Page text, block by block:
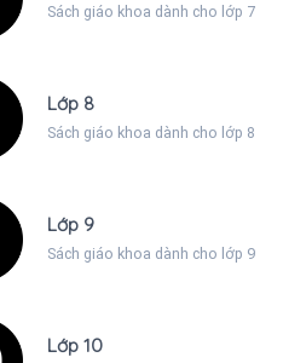
Sách giáo khoa dành cho lớp 7
Lớp 8
Sách giáo khoa dành cho lớp 8
Lớp 9
Sách giáo khoa dành cho lớp 9
Lớp 10